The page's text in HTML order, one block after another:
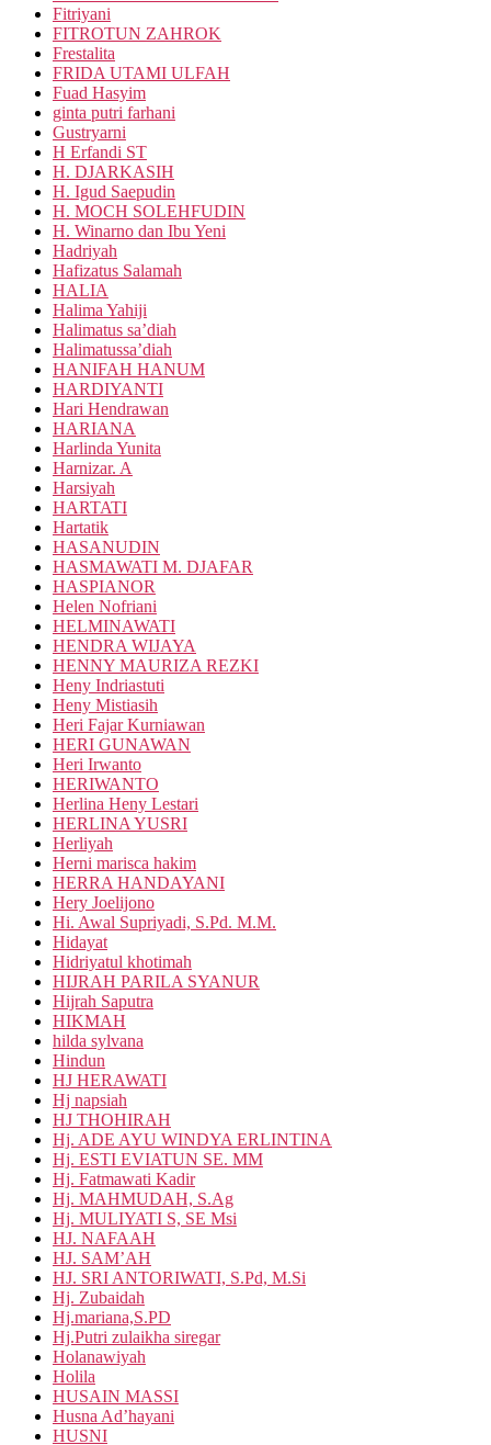
Fitriyani
FITROTUN ZAHROK
Frestalita
FRIDA UTAMI ULFAH
Fuad Hasyim
ginta putri farhani
Gustryarni
H Erfandi ST
H. DJARKASIH
H. Igud Saepudin
H. MOCH SOLEHFUDIN
H. Winarno dan Ibu Yeni
Hadriyah
Hafizatus Salamah
HALIA
Halima Yahiji
Halimatus sa’diah
Halimatussa’diah
HANIFAH HANUM
HARDIYANTI
Hari Hendrawan
HARIANA
Harlinda Yunita
Harnizar. A
Harsiyah
HARTATI
Hartatik
HASANUDIN
HASMAWATI M. DJAFAR
HASPIANOR
Helen Nofriani
HELMINAWATI
HENDRA WIJAYA
HENNY MAURIZA REZKI
Heny Indriastuti
Heny Mistiasih
Heri Fajar Kurniawan
HERI GUNAWAN
Heri Irwanto
HERIWANTO
Herlina Heny Lestari
HERLINA YUSRI
Herliyah
Herni marisca hakim
HERRA HANDAYANI
Hery Joelijono
Hi. Awal Supriyadi, S.Pd. M.M.
Hidayat
Hidriyatul khotimah
HIJRAH PARILA SYANUR
Hijrah Saputra
HIKMAH
hilda sylvana
Hindun
HJ HERAWATI
Hj napsiah
HJ THOHIRAH
Hj. ADE AYU WINDYA ERLINTINA
Hj. ESTI EVIATUN SE. MM
Hj. Fatmawati Kadir
Hj. MAHMUDAH, S.Ag
Hj. MULIYATI S, SE Msi
HJ. NAFAAH
HJ. SAM’AH
HJ. SRI ANTORIWATI, S.Pd, M.Si
Hj. Zubaidah
Hj.mariana,S.PD
Hj.Putri zulaikha siregar
Holanawiyah
Holila
HUSAIN MASSI
Husna Ad’hayani
HUSNI